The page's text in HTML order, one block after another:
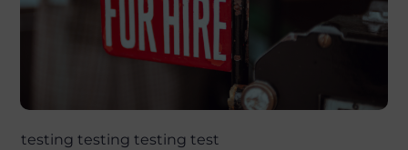
testing testing testing test